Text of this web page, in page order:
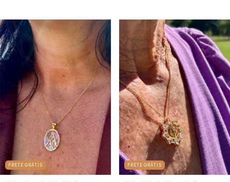
FRETE GRÁTIS FRETE GRÁTIS